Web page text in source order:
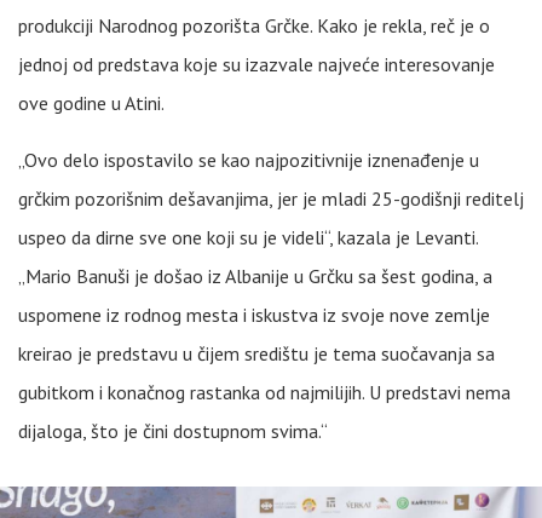
produkciji Narodnog pozorišta Grčke. Kako je rekla, reč je o
jednoj od predstava koje su izazvale najveće interesovanje
ove godine u Atini.
„Ovo delo ispostavilo se kao najpozitivnije iznenađenje u
grčkim pozorišnim dešavanjima, jer je mladi 25-godišnji reditelj
uspeo da dirne sve one koji su je videli“, kazala je Levanti.
„Mario Banuši je došao iz Albanije u Grčku sa šest godina, a
uspomene iz rodnog mesta i iskustva iz svoje nove zemlje
kreirao je predstavu u čijem središtu je tema suočavanja sa
gubitkom i konačnog rastanka od najmilijih. U predstavi nema
dijaloga, što je čini dostupnom svima.“